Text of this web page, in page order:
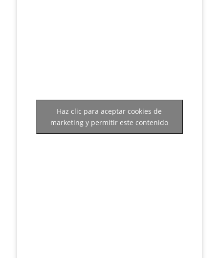
Haz clic para aceptar cookies de
marketing y permitir este contenido